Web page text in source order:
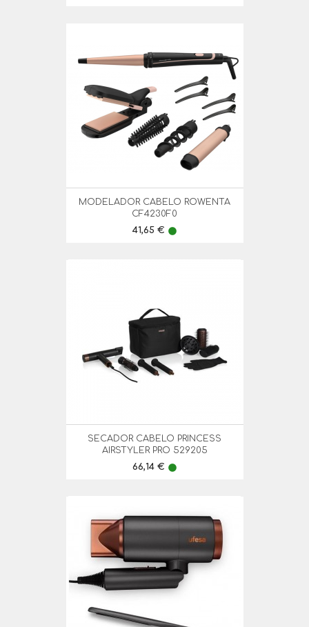
MODELADOR CABELO ROWENTA
CF4230F0
Preço
41,65 € lens
SECADOR CABELO PRINCESS
AIRSTYLER PRO 529205
Preço
66,14 € lens